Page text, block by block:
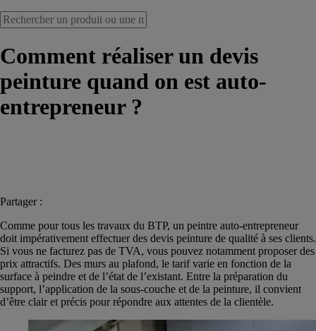
Comment réaliser un devis
peinture quand on est auto-
entrepreneur ?
Partager :
Comme pour tous les travaux du BTP, un peintre auto-entrepreneur
doit impérativement effectuer des devis peinture de qualité à ses clients.
Si vous ne facturez pas de TVA, vous pouvez notamment proposer des
prix attractifs. Des murs au plafond, le tarif varie en fonction de la
surface à peindre et de l’état de l’existant. Entre la préparation du
support, l’application de la sous-couche et de la peinture, il convient
d’être clair et précis pour répondre aux attentes de la clientèle.